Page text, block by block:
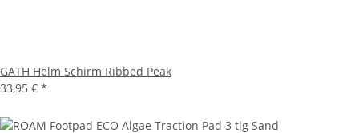
GATH Helm Schirm Ribbed Peak
33,95 € *